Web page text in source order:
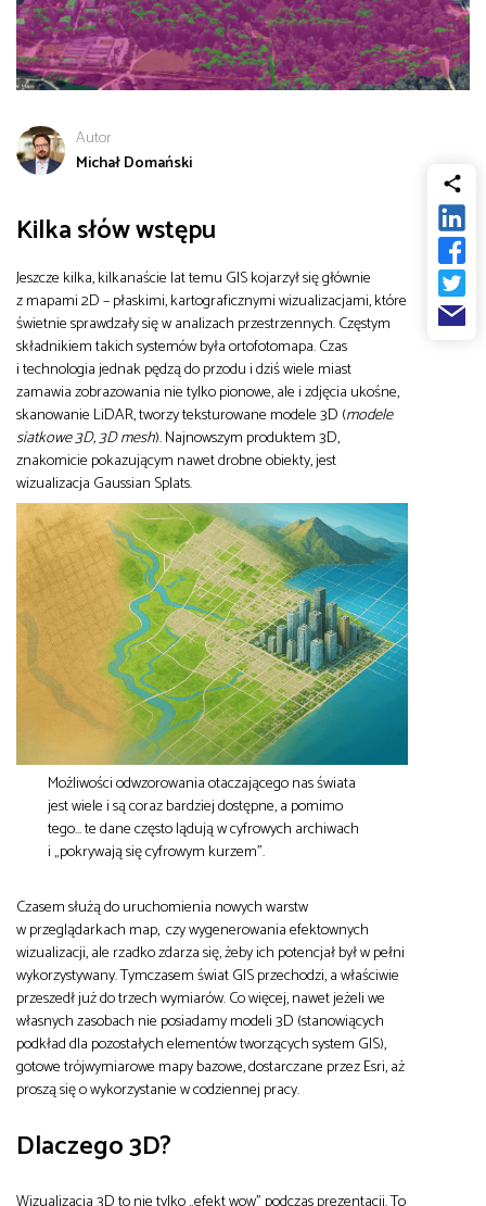
od
do
Biznes
Infrastruktura i telekomunikacja
Turystyka i rekreacja
Architektura, inżynieria i budownictwo
Autor
Michał Domański
Kilka słów wstępu
Jeszcze kilka, kilkanaście lat temu GIS kojarzył się głównie
z mapami 2D – płaskimi, kartograficznymi wizualizacjami, które
świetnie sprawdzały się w analizach przestrzennych. Częstym
składnikiem takich systemów była ortofotomapa. Czas
i technologia jednak pędzą do przodu i dziś wiele miast
zamawia zobrazowania nie tylko pionowe, ale i zdjęcia ukośne,
skanowanie LiDAR, tworzy teksturowane modele 3D (modele
siatkowe 3D, 3D mesh). Najnowszym produktem 3D,
znakomicie pokazującym nawet drobne obiekty, jest
wizualizacja Gaussian Splats.
Możliwości odwzorowania otaczającego nas świata
jest wiele i są coraz bardziej dostępne, a pomimo
tego… te dane często lądują w cyfrowych archiwach
i „pokrywają się cyfrowym kurzem”.
Czasem służą do uruchomienia nowych warstw
w przeglądarkach map, czy wygenerowania efektownych
wizualizacji, ale rzadko zdarza się, żeby ich potencjał był w pełni
wykorzystywany. Tymczasem świat GIS przechodzi, a właściwie
przeszedł już do trzech wymiarów. Co więcej, nawet jeżeli we
własnych zasobach nie posiadamy modeli 3D (stanowiących
podkład dla pozostałych elementów tworzących system GIS),
gotowe trójwymiarowe mapy bazowe, dostarczane przez Esri, aż
proszą się o wykorzystanie w codziennej pracy.
Dlaczego 3D?